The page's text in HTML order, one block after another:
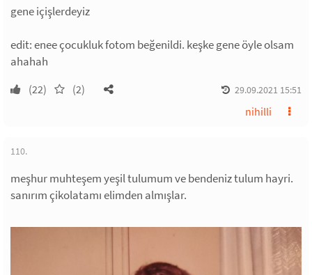
gene içişlerdeyiz
edit: enee çocukluk fotom beğenildi. keşke gene öyle olsam
ahahah
(22) (2) 29.09.2021 15:51
nihilli
110.
meşhur muhteşem yeşil tulumum ve bendeniz tulum hayri.
sanırım çikolatamı elimden almışlar.